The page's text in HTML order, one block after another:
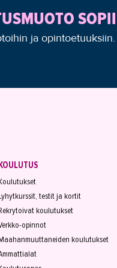
ja opintoetuuksiin.
testit ja kortit
koulutukset
opinnot
koulutukset